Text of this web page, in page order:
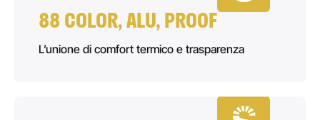
88 COLOR, ALU, PROOF
L’unione di comfort termico e trasparenza